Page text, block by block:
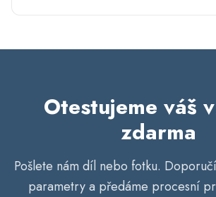
Otestujeme váš
zdarma
Pošlete nám díl nebo fotku.
parametry a předáme procesní